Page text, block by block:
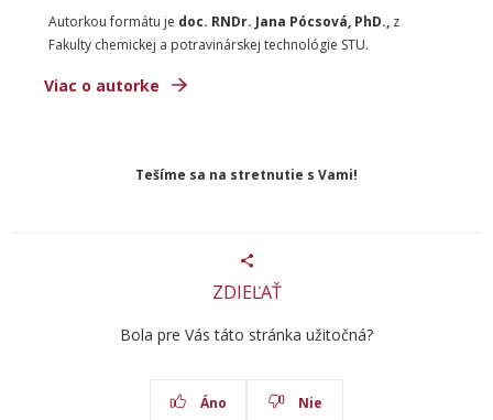
Autorkou formátu je doc. RNDr. Jana Pócsová, PhD., z
Fakulty chemickej a potravinárskej technológie STU.
Viac o autorke
Tešíme sa na stretnutie s Vami!
ZDIEĽAŤ
Bola pre Vás táto stránka užitočná?
Áno Nie